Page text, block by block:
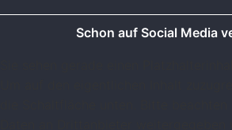
Schon auf Social Media